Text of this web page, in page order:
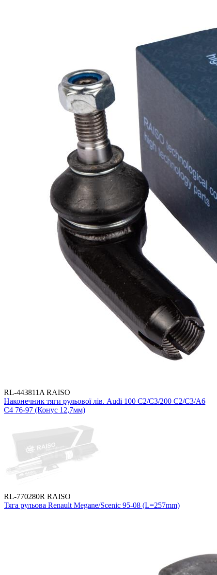
RL-443811A RAISO
Наконечник тяги рульової лів. Audi 100 C2/C3/200 C2/C3/A6
C4 76-97 (Конус 12,7мм)
RL-770280R RAISO
Тяга рульова Renault Megane/Scenic 95-08 (L=257mm)